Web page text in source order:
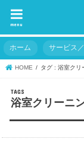
menu
ホーム サービス
HOME タグ : 浴室ク
浴室クリー